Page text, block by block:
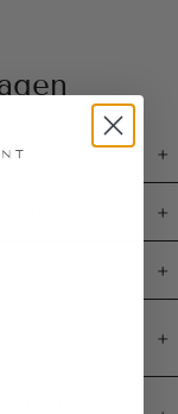
echt, of
gevoelige of